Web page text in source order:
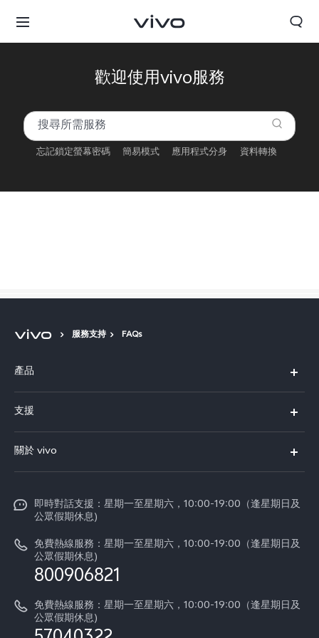
歡迎使用vivo服務
忘記鎖定螢幕密碼 簡易模式 應用程式分身 資料轉換
服務支持 FAQs
產品
X300
Y21d
V60
支援
服務中心
Funtouch OS
系統升級
零配件價格查詢
IMEI 碼驗證
維修進度
關於 vivo
新聞資訊
vivo工作
法律聲明
關於我們
vivo 私隱中心
即時對話支援：星期一至星期六，10:00-19:00（逢星期日及
公眾假期休息)
免費熱線服務：星期一至星期六，10:00-19:00（逢星期日及
公眾假期休息)
800906821
免費熱線服務：星期一至星期六，10:00-19:00（逢星期日及
公眾假期休息)